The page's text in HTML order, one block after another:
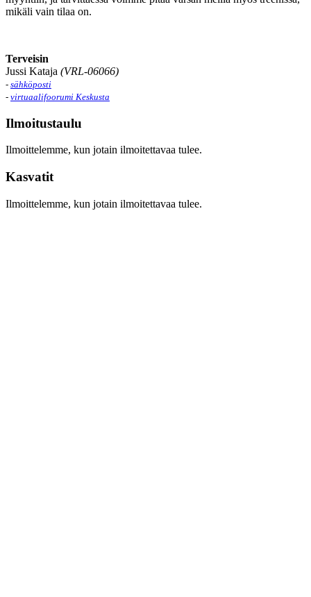
mikäli vain tilaa on.
Terveisin
Jussi Kataja (VRL-06066)
- sähköposti
- virtuaalifoorumi Keskusta
Ilmoitustaulu
Ilmoittelemme, kun jotain ilmoitettavaa tulee.
Kasvatit
Ilmoittelemme, kun jotain ilmoitettavaa tulee.